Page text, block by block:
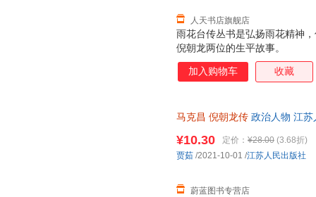
雨花台传丛书是弘扬雨花精神
倪朝龙两位的生平故事。
人天书店旗舰店
加入购物车 收藏
马克昌 倪朝龙传 政治人物 江
¥10.30 定价： ¥28.00 (3.68折)
蔚蓝图书专营店
贾茹 /2021-10-01 /江苏人民出版社